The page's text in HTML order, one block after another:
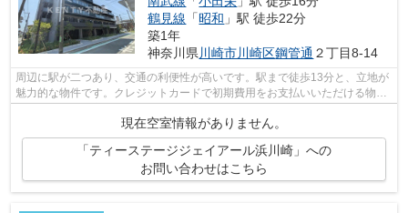
鶴見線 「昭和 」駅 徒歩22分
築1年
神奈川県 川崎市川崎区鋼管通 ２丁目8-14
周辺に駅が二つあり、交通の利便性が高いです。駅まで徒歩13分と、立地が
魅力的な物件です。クレジットカードで初期費用をお支払いいただける物件
です。風通しが良く、湿気やカビの心...
現在空室情報がありません。
「ティーステージジェイアール浜川崎」への
お問い合わせはこちら